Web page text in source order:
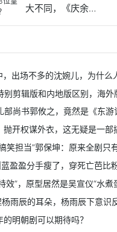
大不同，《庆余
年》3位皇
出场不多的沈婉儿，为什么人气
别剪辑版和内地版区别，海外
部尚书郭攸之，竟然是《东游
抛开权谋外衣，这无疑是一部
笑担当”郭保坤：原来全剧只
盈盈分手瘦了，穿死亡芭比粉
效”，原型居然是吴宣仪“水煮
雨辰的耳朵，杨雨辰下意识
明朝剧可以期待吗？